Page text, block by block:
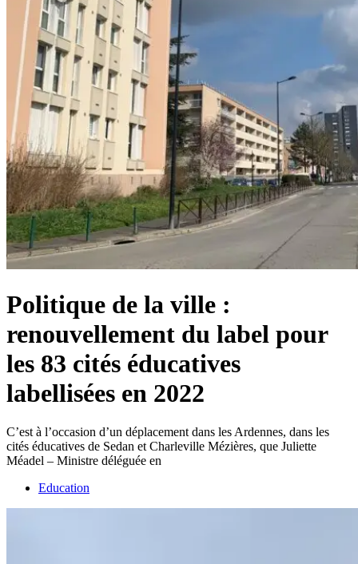
Politique de la ville :
renouvellement du label pour
les 83 cités éducatives
labellisées en 2022
C’est à l’occasion d’un déplacement dans les Ardennes, dans les
cités éducatives de Sedan et Charleville Mézières, que Juliette
Méadel – Ministre déléguée en
Education